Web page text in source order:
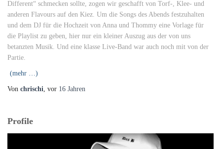
Different“ schmecken sollte, zogen wir geschafft von Torf-, Klee- und
anderen Flavours auf den Kiez. Um die Songs des Abends festzuhalten
und dem DJ für die Hochzeit von Anna und Thommy eine Vorlage für
die Playlist zu geben, hier nur ein kleiner Auszug aus der von uns
betanzten Musik. Und eine klasse Live-Band war auch noch mit von der
Partie.
(mehr …)
Von chrischi, vor 16 Jahren
Profile